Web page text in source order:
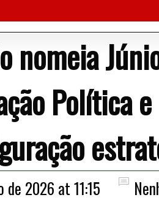
nomeia
Política
de 2026 at 11:15